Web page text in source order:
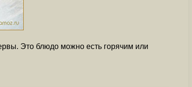
Это блюдо можно есть горячим или